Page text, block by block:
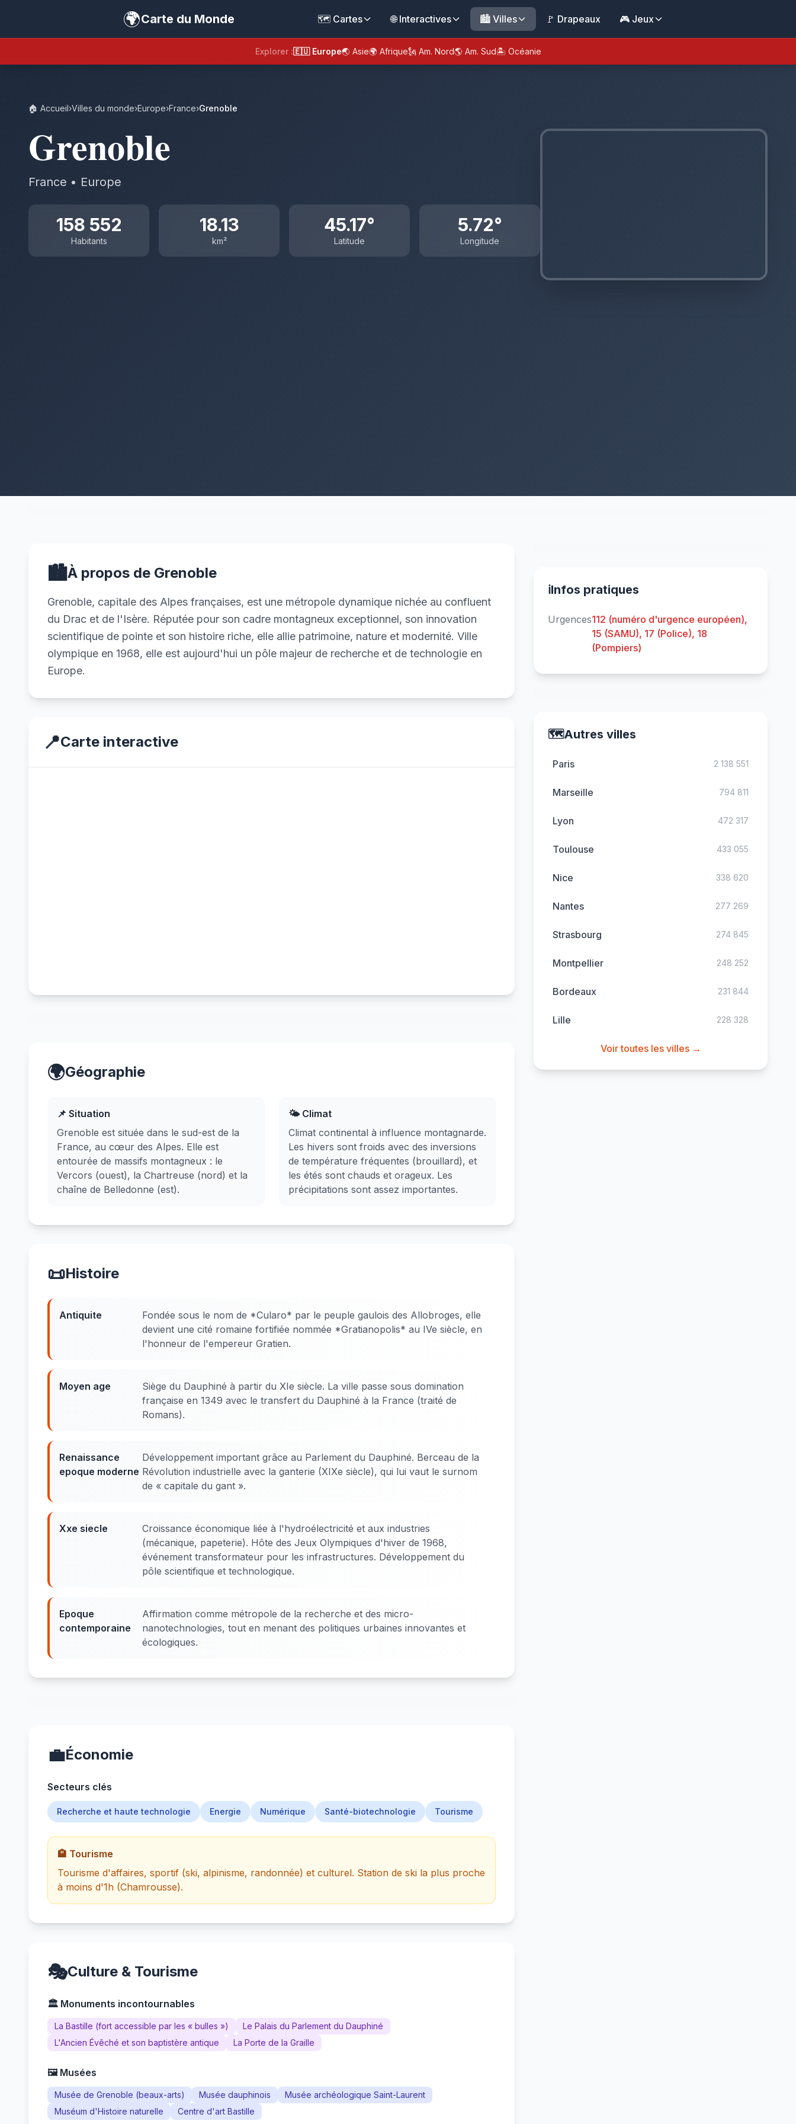
🌍Carte du Monde 🗺️ Cartes 🌐 Interactives 🏙️ Villes 🚩 Drapeaux 🎮 Jeux
Explorer :🇪🇺 Europe🌏 Asie🌍 Afrique🗽 Am. Nord🌎 Am. Sud🏝️ Océanie
🏠 Accueil›Villes du monde›Europe›France›Grenoble
Grenoble
France • Europe
158 552
Habitants
18.13
km²
45.17°
Latitude
5.72°
Longitude
🏙️À propos de Grenoble
Grenoble, capitale des Alpes françaises, est une métropole dynamique nichée au confluent
du Drac et de l'Isère. Réputée pour son cadre montagneux exceptionnel, son innovation
scientifique de pointe et son histoire riche, elle allie patrimoine, nature et modernité. Ville
olympique en 1968, elle est aujourd'hui un pôle majeur de recherche et de technologie en
Europe.
📍Carte interactive
🌍Géographie
📌 Situation
Grenoble est située dans le sud-est de la
France, au cœur des Alpes. Elle est
entourée de massifs montagneux : le
Vercors (ouest), la Chartreuse (nord) et la
chaîne de Belledonne (est).
🌤️ Climat
Climat continental à influence montagnarde.
Les hivers sont froids avec des inversions
de température fréquentes (brouillard), et
les étés sont chauds et orageux. Les
précipitations sont assez importantes.
📜Histoire
Antiquite
Fondée sous le nom de *Cularo* par le peuple gaulois des Allobroges, elle
devient une cité romaine fortifiée nommée *Gratianopolis* au IVe siècle, en
l'honneur de l'empereur Gratien.
Moyen age
Siège du Dauphiné à partir du XIe siècle. La ville passe sous domination
française en 1349 avec le transfert du Dauphiné à la France (traité de
Romans).
Renaissance
epoque moderne
Développement important grâce au Parlement du Dauphiné. Berceau de la
Révolution industrielle avec la ganterie (XIXe siècle), qui lui vaut le surnom
de « capitale du gant ».
Xxe siecle
Croissance économique liée à l'hydroélectricité et aux industries
(mécanique, papeterie). Hôte des Jeux Olympiques d'hiver de 1968,
événement transformateur pour les infrastructures. Développement du
pôle scientifique et technologique.
Epoque
contemporaine
Affirmation comme métropole de la recherche et des micro-
nanotechnologies, tout en menant des politiques urbaines innovantes et
écologiques.
💼Économie
Secteurs clés
Recherche et haute technologie Energie Numérique Santé-biotechnologie Tourisme
🏨 Tourisme
Tourisme d'affaires, sportif (ski, alpinisme, randonnée) et culturel. Station de ski la plus proche
à moins d'1h (Chamrousse).
🎭Culture & Tourisme
🏛️ Monuments incontournables
La Bastille (fort accessible par les « bulles »)
Le Palais du Parlement du Dauphiné
L'Ancien Évêché et son baptistère antique
La Porte de la Graille
🖼️ Musées
Musée de Grenoble (beaux-arts) Musée dauphinois
Musée archéologique Saint-Laurent
Muséum d'Histoire naturelle
Centre d'art Bastille
ℹ️Infos pratiques
Urgences112 (numéro d'urgence européen),
15 (SAMU), 17 (Police), 18
(Pompiers)
🗺️Autres villes
Paris 2 138 551
Marseille 794 811
Lyon 472 317
Toulouse 433 055
Nice 338 620
Nantes 277 269
Strasbourg 274 845
Montpellier 248 252
Bordeaux 231 844
Lille 228 328
Voir toutes les villes →